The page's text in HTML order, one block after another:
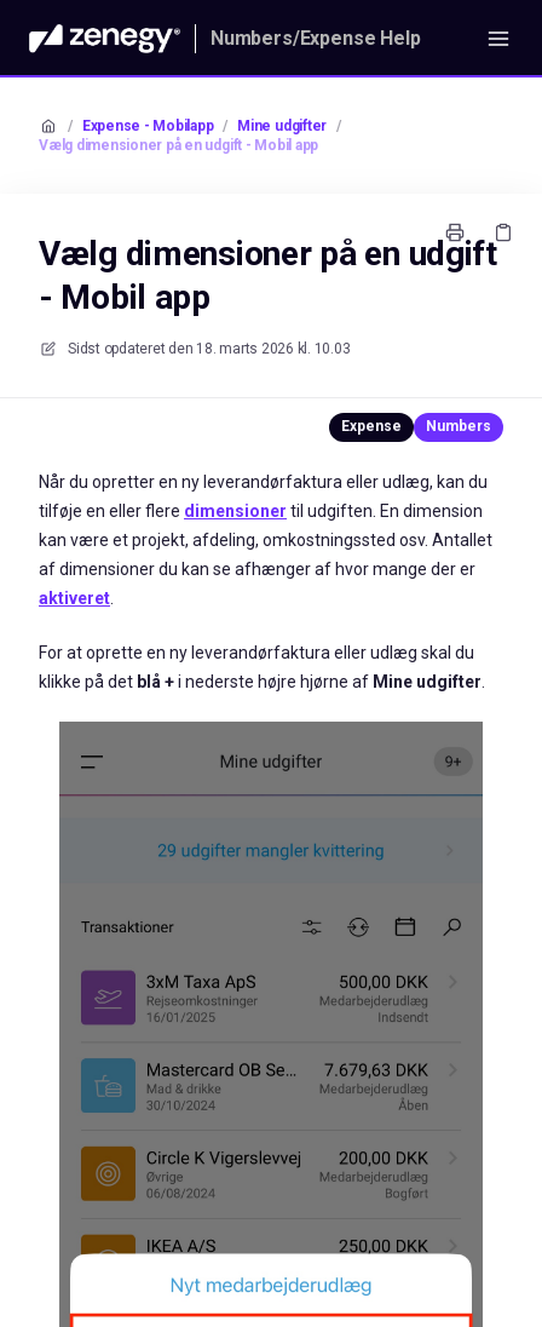
Numbers/Expense Help
/ Expense - Mobilapp / Mine udgifter /
Vælg dimensioner på en udgift - Mobil app
Vælg dimensioner på en udgift
- Mobil app
Sidst opdateret den 18. marts 2026 kl. 10.03
Når du opretter en ny leverandørfaktura eller udlæg, kan du
tilføje en eller flere dimensioner til udgiften. En dimension
kan være et projekt, afdeling, omkostningssted osv. Antallet
af dimensioner du kan se afhænger af hvor mange der er
aktiveret
For at oprette en ny leverandørfaktura eller udlæg skal du
klikke på det blå +i nederste højre hjørne af Mine udgifter